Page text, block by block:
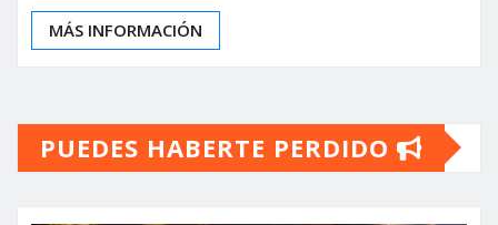
MÁS INFORMACIÓN
PUEDES HABERTE PERDIDO